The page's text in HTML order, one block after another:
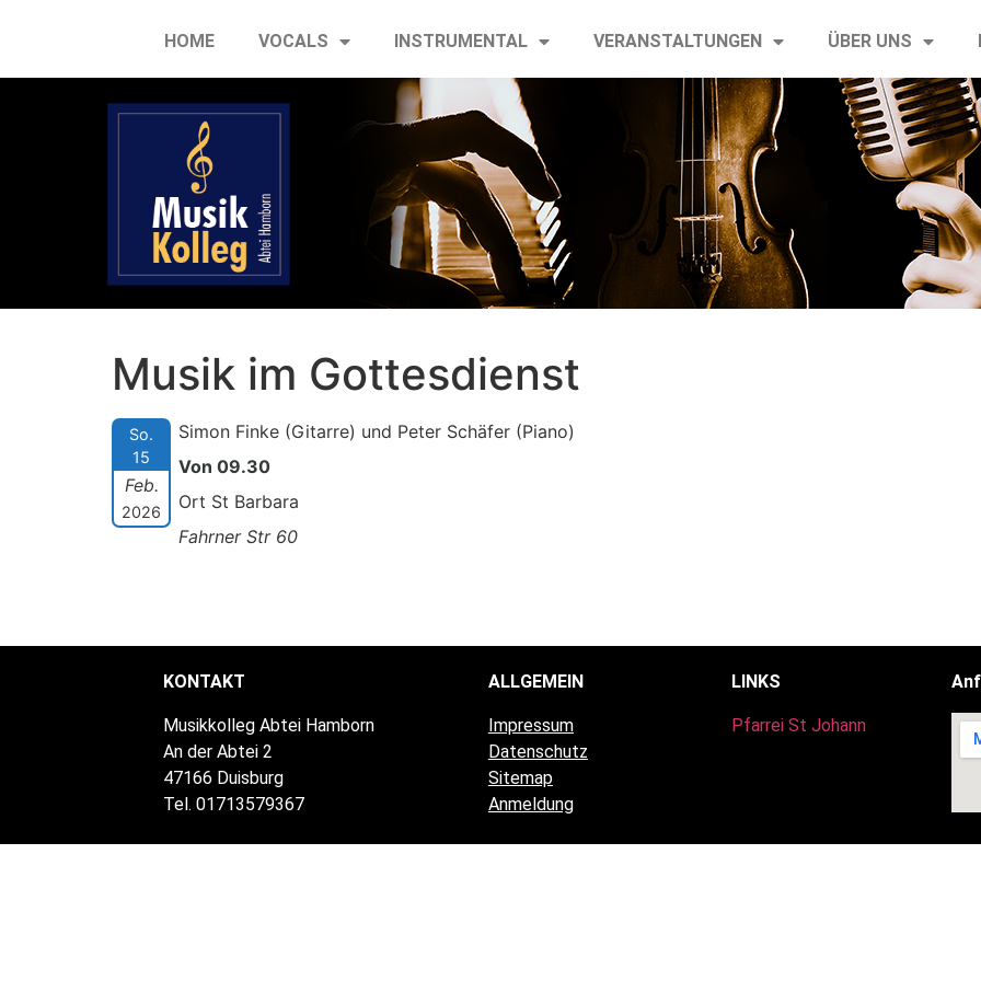
HOME VOCALS INSTRUMENTAL VERANSTALTUNGEN ÜBER UNS
Musik im Gottesdienst
So.
15
Feb.
2026
Simon Finke (Gitarre) und Peter Schäfer (Piano)
Von 09.30
Ort St Barbara
Fahrner Str 60
KONTAKT
Musikkolleg Abtei Hamborn
An der Abtei 2
47166 Duisburg
Tel. 01713579367
ALLGEMEIN
Impressum
Datenschutz
Sitemap
Anmeldung
LINKS
Pfarrei St Johann